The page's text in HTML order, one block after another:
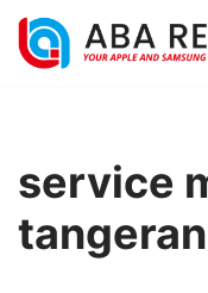
Lompat
service